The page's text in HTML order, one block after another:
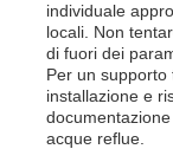
individuale
locali. Non
di fuori dei
Per un
installazione e
acque reflue.